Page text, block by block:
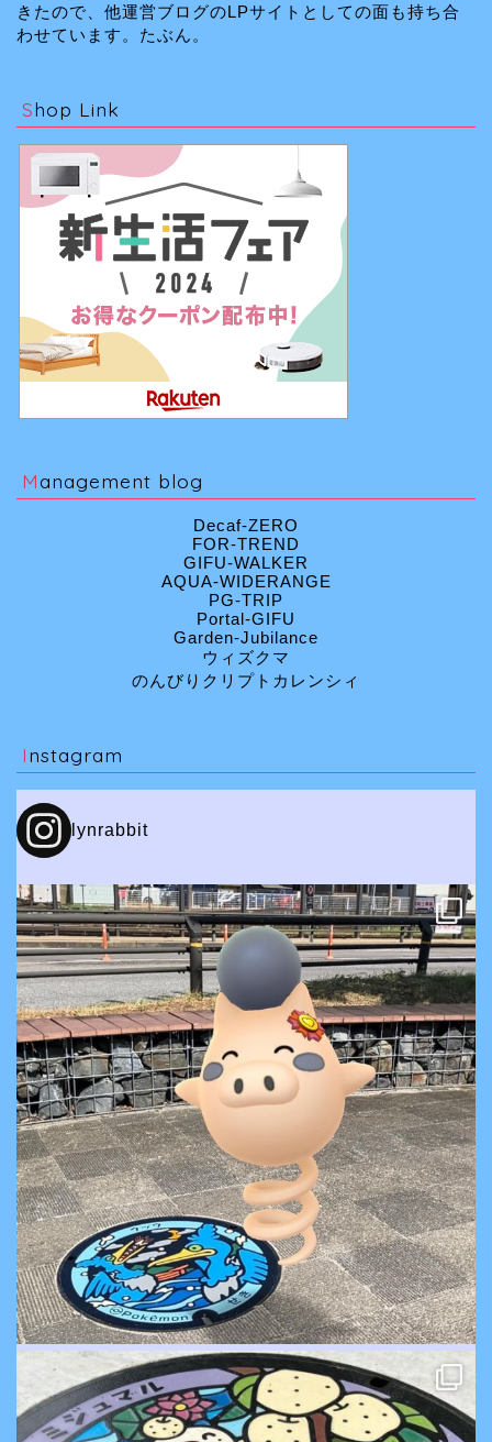
きたので、他運営ブログのLPサイトとしての面も持ち合
わせています。たぶん。
Shop Link
Management blog
Decaf-ZERO
FOR-TREND
GIFU-WALKER
AQUA-WIDERANGE
PG-TRIP
Portal-GIFU
Garden-Jubilance
ウィズクマ
のんびりクリプトカレンシィ
Instagram
lynrabbit